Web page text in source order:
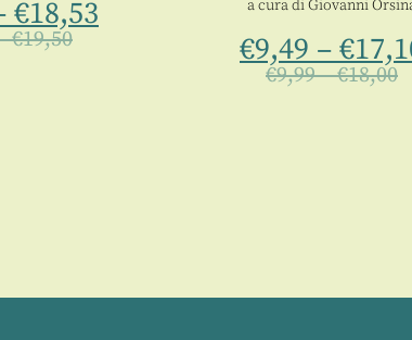
€18,53
€19,50
a cura diGiovanni
€9,49 – €
€9,99–€18,00